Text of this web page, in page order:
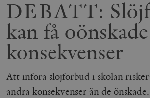
DEBATT:
kan få oönskade
konsekvenser
Att införa slöjförbud i skolan
andra konsekvenser än de